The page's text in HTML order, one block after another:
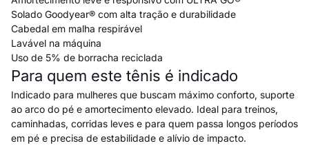
Solado Goodyear® com alta tração e durabilidade
Cabedal em malha respirável
Lavável na máquina
Uso de 5% de borracha reciclada
Para quem este tênis é indicado
Indicado para mulheres que buscam máximo conforto, suporte
ao arco do pé e amortecimento elevado. Ideal para treinos,
caminhadas, corridas leves e para quem passa longos períodos
em pé e precisa de estabilidade e alívio de impacto.